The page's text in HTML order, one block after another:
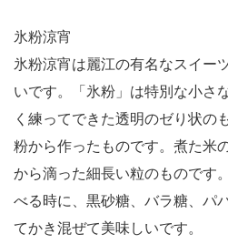
氷粉涼宵
氷粉涼宵は麗江の有名なスイー
いです。「氷粉」は特別な小さ
く練ってできた透明のゼり状の
粉から作ったものです。煮た米
から滴った細長い粒のものです
べる時に、黒砂糖、バラ糖、パ
てかき混ぜて美味しいです。